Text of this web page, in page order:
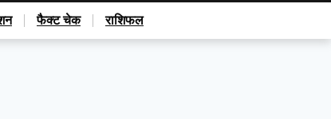
फैक्ट चेक राशिफल